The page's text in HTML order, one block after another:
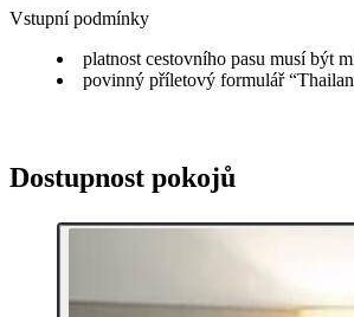
Vstupní podmínky
platnost cestovního pasu musí být
povinný příletový formulář
Dostupnost pokojů